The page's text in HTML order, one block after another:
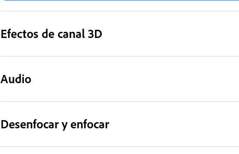
Efectos de canal 3D
Audio
Desenfocar y enfocar